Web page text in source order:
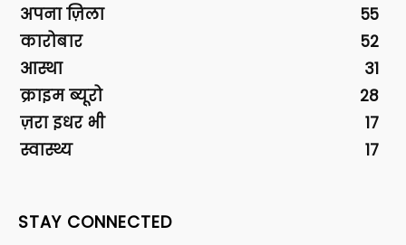
अपना ज़िला
55
कारोबार
52
आस्था
31
क्राइम ब्यूरो
28
ज़रा इधर भी
17
स्वास्थ्य
17
STAY CONNECTED